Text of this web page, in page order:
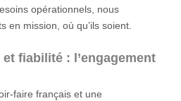
opérationnels, nous
en mission, où qu’ils soient.
fiabilité : l’engagement
faire français et une